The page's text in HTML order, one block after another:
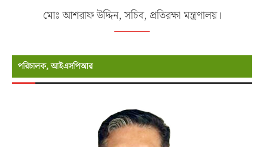
মোঃ আশরাফ উদ্দিন, সচিব, প্রতিরক্ষা মন্ত্রণালয়।
পরিচালক, আইএসপিআর